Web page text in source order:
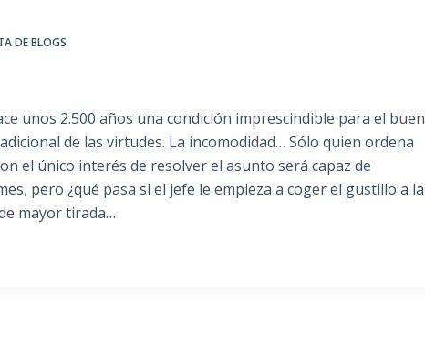
DE BLOGS
unos 2.500 años una condición imprescindible para el buen
de las virtudes. La incomodidad… Sólo quien ordena
el único interés de resolver el asunto será capaz de
pero ¿qué pasa si el jefe le empieza a coger el gustillo a la
mayor tirada…